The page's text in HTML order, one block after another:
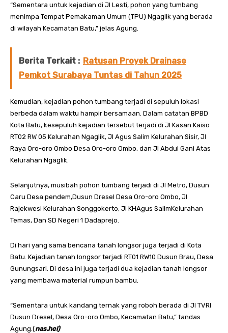
“Sementara untuk kejadian di Jl Lesti, pohon yang tumbang
menimpa Tempat Pemakaman Umum (TPU) Ngaglik yang berada
di wilayah Kecamatan Batu,” jelas Agung.
Berita Terkait : Ratusan Proyek Drainase
Pemkot Surabaya Tuntas di Tahun 2025
Kemudian, kejadian pohon tumbang terjadi di sepuluh lokasi
berbeda dalam waktu hampir bersamaan. Dalam catatan BPBD
Kota Batu, kesepuluh kejadian tersebut terjadi di Jl Kasan Kaiso
RT02 RW 05 Kelurahan Ngaglik, Jl Agus Salim Kelurahan Sisir, Jl
Raya Oro-oro Ombo Desa Oro-oro Ombo, dan Jl Abdul Gani Atas
Kelurahan Ngaglik.
Selanjutnya, musibah pohon tumbang terjadi di Jl Metro, Dusun
Caru Desa pendem,Dusun Dresel Desa Oro-oro Ombo, Jl
Rajekwesi Kelurahan Songgokerto, Jl KHAgus SalimKelurahan
Temas, Dan SD Negeri 1 Dadaprejo.
Di hari yang sama bencana tanah longsor juga terjadi di Kota
Batu. Kejadian tanah longsor terjadi RT01 RW10 Dusun Brau, Desa
Gunungsari. Di desa ini juga terjadi dua kejadian tanah longsor
yang membawa material rumpun bambu.
“Sementara untuk kandang ternak yang roboh berada di Jl TVRI
Dusun Dresel, Desa Oro-oro Ombo, Kecamatan Batu,” tandas
Agung.(nas.hel)